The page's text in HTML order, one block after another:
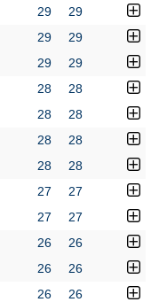
29
29
29
29
29
29
28
28
28
28
28
28
28
28
27
27
27
27
26
26
26
26
26
26